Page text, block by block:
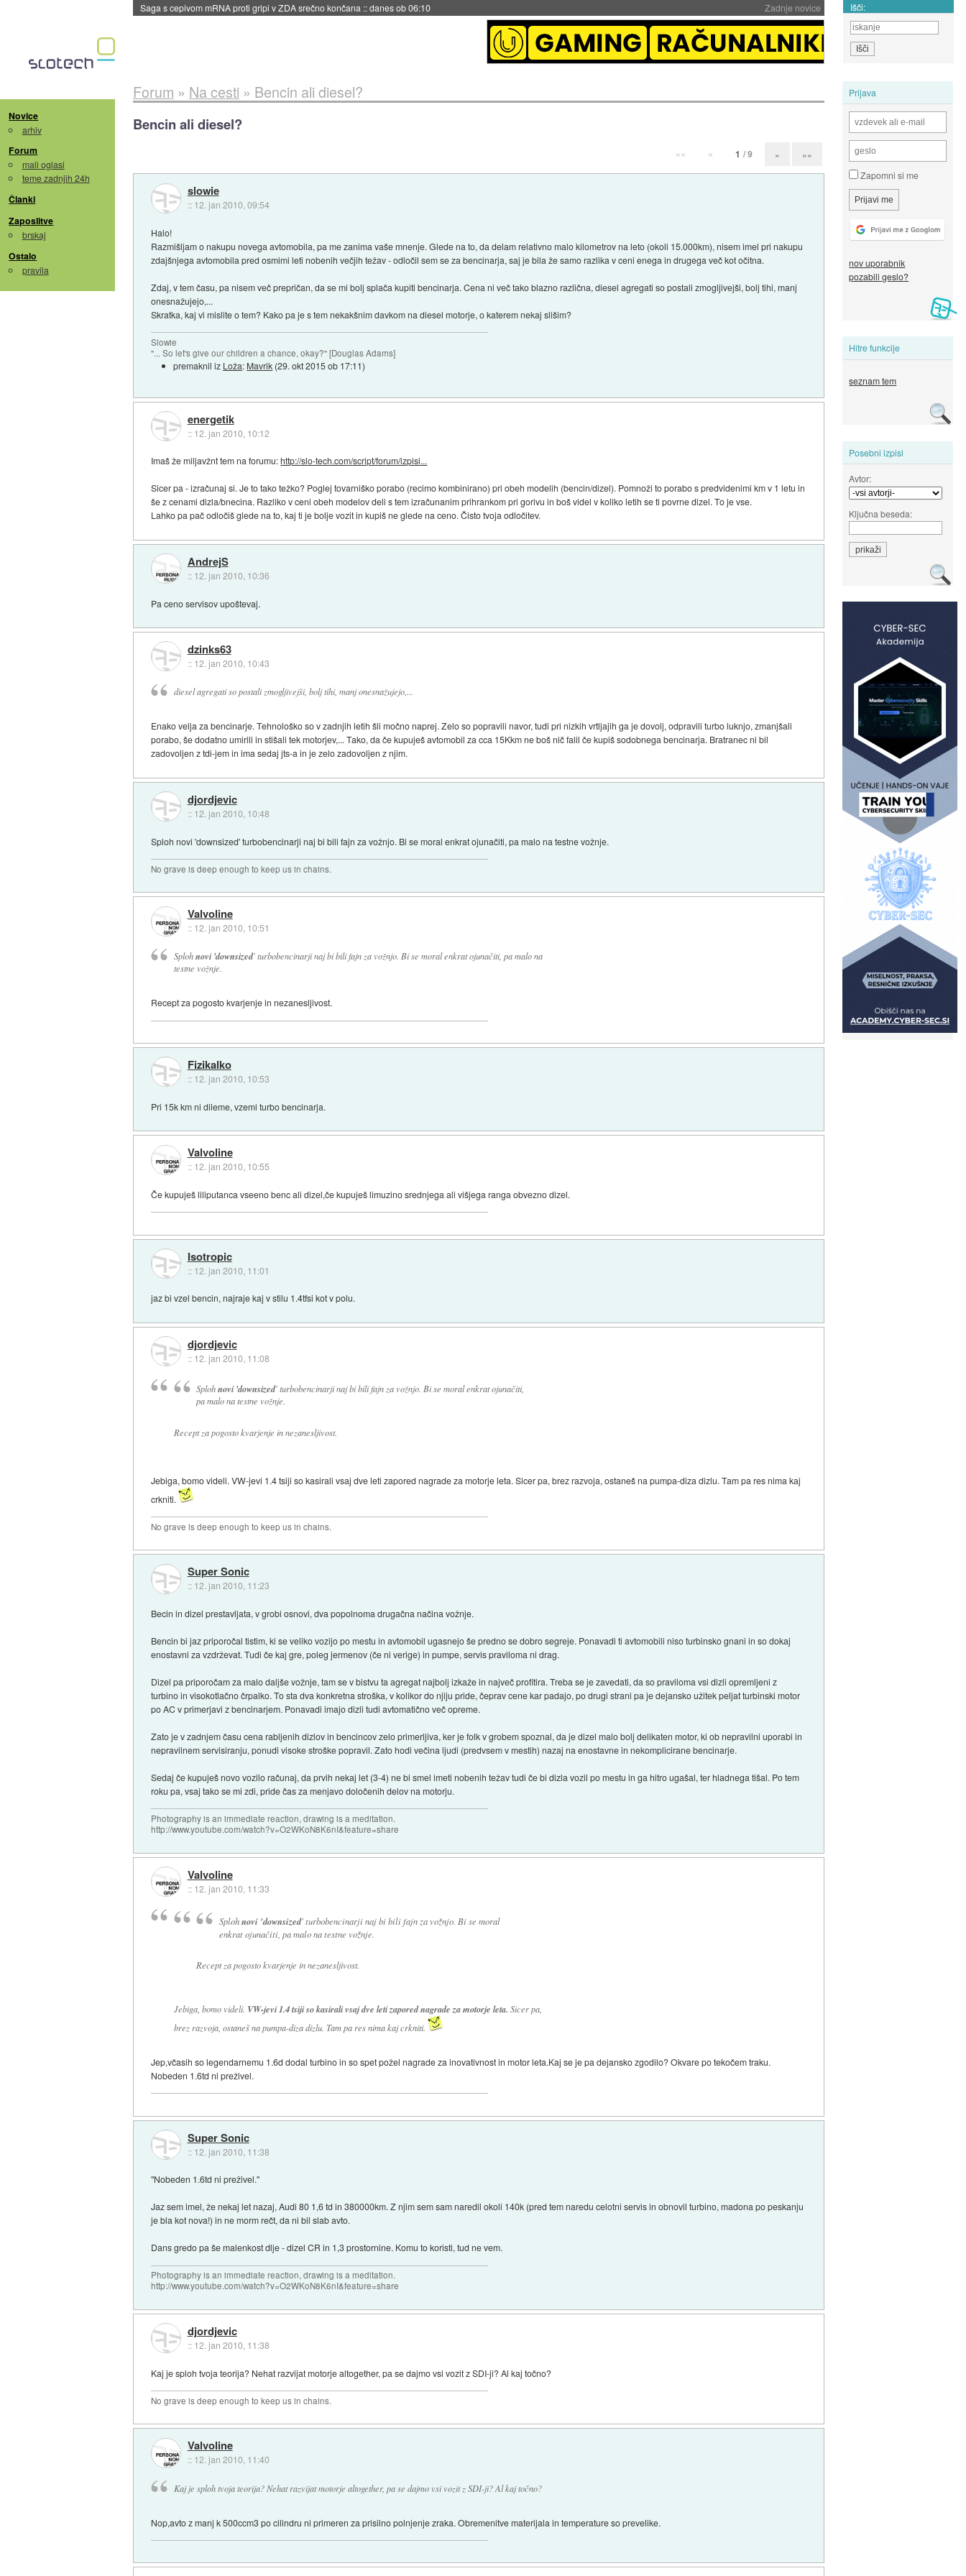
Zadnje novice
BMW v vozilih začel predvajati reklame::danes ob 06:09 Išči:
Novice
arhiv
Forum
mali oglasi
teme zadnjih 24h
Članki
Zaposlitve
brskaj
Ostalo
pravila
Prijava
Zapomni si me
nov uporabnik
pozabili geslo?
Hitre funkcije
seznam tem
Posebni izpisi
Avtor:
Ključna beseda:
Forum » Na cesti » Bencin ali diesel?
Bencin ali diesel?
«« « 1 / 9 » »»
slowie
:: 12. jan 2010, 09:54
Halo!
Razmišljam o nakupu novega avtomobila, pa me zanima vaše mnenje. Glede na to, da delam relativno malo kilometrov na leto (okoli 15.000km), nisem imel pri nakupu
zdajšnjega avtomobila pred osmimi leti nobenih večjih težav - odločil sem se za bencinarja, saj je bila že samo razlika v ceni enega in drugega več kot očitna.
Zdaj, v tem času, pa nisem več prepričan, da se mi bolj splača kupiti bencinarja. Cena ni več tako blazno različna, diesel agregati so postali zmogljivejši, bolj tihi, manj
onesnažujejo,...
Skratka, kaj vi mislite o tem? Kako pa je s tem nekakšnim davkom na diesel motorje, o katerem nekaj slišim?
Slowie
"... So let's give our children a chance, okay?" [Douglas Adams]
premaknil iz Loža: Mavrik (29. okt 2015 ob 17:11)
energetik
:: 12. jan 2010, 10:12
Imaš že miljavžnt tem na forumu:http://slo-tech.com/script/forum/izpisi...
Sicer pa - izračunaj si. Je to tako težko? Poglej tovarniško porabo (recimo kombinirano) pri obeh modelih (bencin/dizel). Pomnoži to porabo s predvidenimi km v 1 letu in
še z cenami dizla/bnecina. Razliko v ceni obeh modelov deli s tem izračunanim prihrankom pri gorivu in boš videl v koliko letih se ti povrne dizel. To je vse.
Lahko pa pač odločiš glede na to, kaj ti je bolje vozit in kupiš ne glede na ceno. Čisto tvoja odločitev.
AndrejS
:: 12. jan 2010, 10:36
Pa ceno servisov upoštevaj.
dzinks63
:: 12. jan 2010, 10:43
diesel agregati so postali zmogljivejši, bolj tihi, manj onesnažujejo,...
Enako velja za bencinarje. Tehnološko so v zadnjih letih šli močno naprej. Zelo so popravili navor, tudi pri nizkih vrtljajih ga je dovolj, odpravili turbo luknjo, zmanjšali
porabo, še dodatno umirili in stišali tek motorjev,... Tako, da če kupuješ avtomobil za cca 15Kkm ne boš nič falil če kupiš sodobnega bencinarja. Bratranec ni bil
zadovoljen z tdi-jem in ima sedaj jts-a in je zelo zadovoljen z njim.
djordjevic
:: 12. jan 2010, 10:48
Sploh novi 'downsized' turbobencinarji naj bi bili fajn za vožnjo. Bi se moral enkrat ojunačiti, pa malo na testne vožnje.
No grave is deep enough to keep us in chains.
Valvoline
:: 12. jan 2010, 10:51
Splohnovi 'downsized' turbobencinarji naj bi bili fajn za vožnjo. Bi se moral enkrat ojunačiti, pa malo na
testne vožnje.
Recept za pogosto kvarjenje in nezanesljivost.
Fizikalko
:: 12. jan 2010, 10:53
Pri 15k km ni dileme, vzemi turbo bencinarja.
Valvoline
:: 12. jan 2010, 10:55
Če kupuješ liliputanca vseeno benc ali dizel,če kupuješ limuzino srednjega ali višjega ranga obvezno dizel.
Isotropic
:: 12. jan 2010, 11:01
jaz bi vzel bencin, najraje kaj v stilu 1.4tfsi kot v polu.
djordjevic
:: 12. jan 2010, 11:08
Splohnovi 'downsized' turbobencinarji naj bi bili fajn za vožnjo. Bi se moral enkrat ojunačiti,
pa malo na testne vožnje.
Recept za pogosto kvarjenje in nezanesljivost.
Jebiga, bomo videli. VW-jevi 1.4 tsiji so kasirali vsaj dve leti zapored nagrade za motorje leta. Sicer pa, brez razvoja, ostaneš na pumpa-diza dizlu. Tam pa res nima kaj
crkniti.
No grave is deep enough to keep us in chains.
Super Sonic
:: 12. jan 2010, 11:23
Becin in dizel prestavljata, v grobi osnovi, dva popolnoma drugačna načina vožnje.
Bencin bi jaz priporočal tistim, ki se veliko vozijo po mestu in avtomobil ugasnejo še predno se dobro segreje. Ponavadi ti avtomobili niso turbinsko gnani in so dokaj
enostavni za vzdrževat. Tudi če kaj gre, poleg jermenov (če ni verige) in pumpe, servis praviloma ni drag.
Dizel pa priporočam za malo daljše vožnje, tam se v bistvu ta agregat najbolj izkaže in največ profitira. Treba se je zavedati, da so praviloma vsi dizli opremljeni z
turbino in visokotlačno črpalko. To sta dva konkretna stroška, v kolikor do njiju pride, čeprav cene kar padajo, po drugi strani pa je dejansko užitek peljat turbinski motor
po AC v primerjavi z bencinarjem. Ponavadi imajo dizli tudi avtomatično več opreme.
Zato je v zadnjem času cena rabljenih dizlov in bencincov zelo primerljiva, ker je folk v grobem spoznal, da je dizel malo bolj delikaten motor, ki ob nepravilni uporabi in
nepravilnem servisiranju, ponudi visoke stroške popravil. Zato hodi večina ljudi (predvsem v mestih) nazaj na enostavne in nekomplicirane bencinarje.
Sedaj če kupuješ novo vozilo računaj, da prvih nekaj let (3-4) ne bi smel imeti nobenih težav tudi če bi dizla vozil po mestu in ga hitro ugašal, ter hladnega tišal. Po tem
roku pa, vsaj tako se mi zdi, pride čas za menjavo določenih delov na motorju.
Photography is an immediate reaction, drawing is a meditation.
http://www.youtube.com/watch?v=O2WKoN8K6nI&feature=share
Valvoline
:: 12. jan 2010, 11:33
Splohnovi 'downsized' turbobencinarji naj bi bili fajn za vožnjo. Bi se moral
enkrat ojunačiti, pa malo na testne vožnje.
Recept za pogosto kvarjenje in nezanesljivost.
Jebiga, bomo videli. VW-jevi 1.4 tsiji so kasirali vsaj dve leti zapored nagrade za motorje leta. Sicer pa,
brez razvoja, ostaneš na pumpa-diza dizlu. Tam pa res nima kaj crkniti.
Jep,včasih so legendarnemu 1.6d dodal turbino in so spet požel nagrade za inovativnost in motor leta.Kaj se je pa dejansko zgodilo? Okvare po tekočem traku.
Nobeden 1.6td ni preživel.
Super Sonic
:: 12. jan 2010, 11:38
"Nobeden 1.6td ni preživel."
Jaz sem imel, že nekaj let nazaj, Audi 80 1,6 td in 380000km. Z njim sem sam naredil okoli 140k (pred tem naredu celotni servis in obnovil turbino, madona po peskanju
je bla kot nova!) in ne morm rečt, da ni bil slab avto.
Dans gredo pa še malenkost dlje - dizel CR in 1,3 prostornine. Komu to koristi, tud ne vem.
Photography is an immediate reaction, drawing is a meditation.
http://www.youtube.com/watch?v=O2WKoN8K6nI&feature=share
djordjevic
:: 12. jan 2010, 11:38
Kaj je sploh tvoja teorija? Nehat razvijat motorje altogether, pa se dajmo vsi vozit z SDI-ji? Al kaj točno?
No grave is deep enough to keep us in chains.
Valvoline
:: 12. jan 2010, 11:40
Kaj je sploh tvoja teorija? Nehat razvijat motorje altogether, pa se dajmo vsi vozit z SDI-ji? Al kaj točno?
Nop,avto z manj k 500ccm3 po cilindru ni primeren za prisilno polnjenje zraka. Obremenitve materijala in temperature so prevelike.